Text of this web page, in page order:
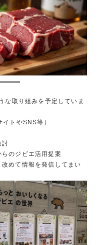
な取り組みを予定していま
トやSNS等）
討
のジビエ活用提案
めて情報を発信してまい